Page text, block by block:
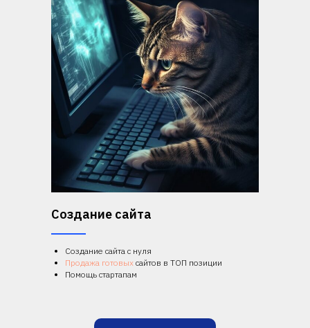
Создание сайта
Создание сайта с нуля
Продажа готовых сайтов в ТОП позиции
Помощь стартапам